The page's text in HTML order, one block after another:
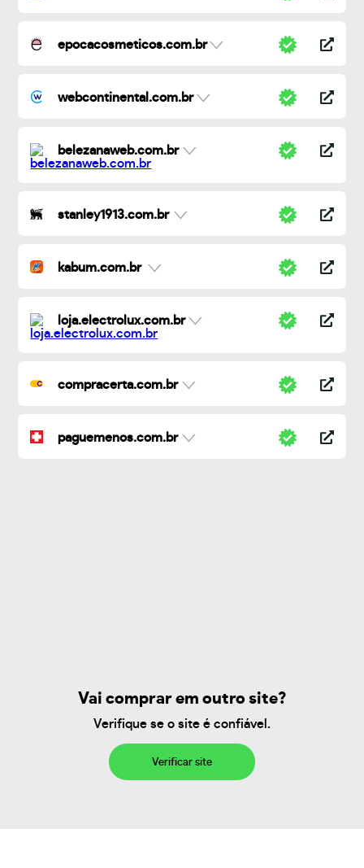
epocacosmeticos.com.br
webcontinental.com.br
belezanaweb.com.br
stanley1913.com.br
kabum.com.br
loja.electrolux.com.br
compracerta.com.br
paguemenos.com.br
Vai comprar em outro site?
Verifique se o site é confiável.
Verificar site